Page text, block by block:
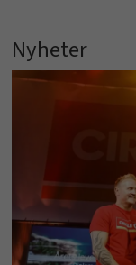
Nyheter